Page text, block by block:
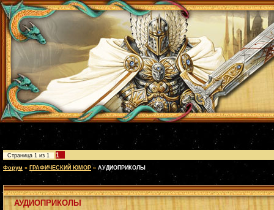
Страница 1 из 1 1
Форум » ГРАФИЧЕСКИЙ ЮМОР » АУДИОПРИКОЛЫ
АУДИОПРИКОЛЫ